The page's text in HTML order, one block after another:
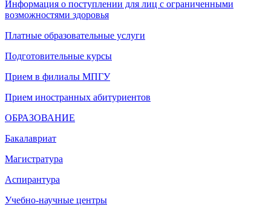
Информация о поступлении для лиц с ограниченными
возможностями здоровья
Платные образовательные услуги
Подготовительные курсы
Прием в филиалы МПГУ
Прием иностранных абитуриентов
ОБРАЗОВАНИЕ
Бакалавриат
Магистратура
Аспирантура
Учебно-научные центры